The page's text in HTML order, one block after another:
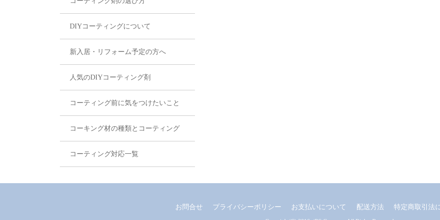
DIYコーティングについて
新入居・リフォーム予定の方へ
人気のDIYコーティング剤
コーティング前に気をつけたいこと
コーキング材の種類とコーティング
コーティング対応一覧
お問合せ プライバシーポリシー お支払いについて 配送方法 特定商取引法